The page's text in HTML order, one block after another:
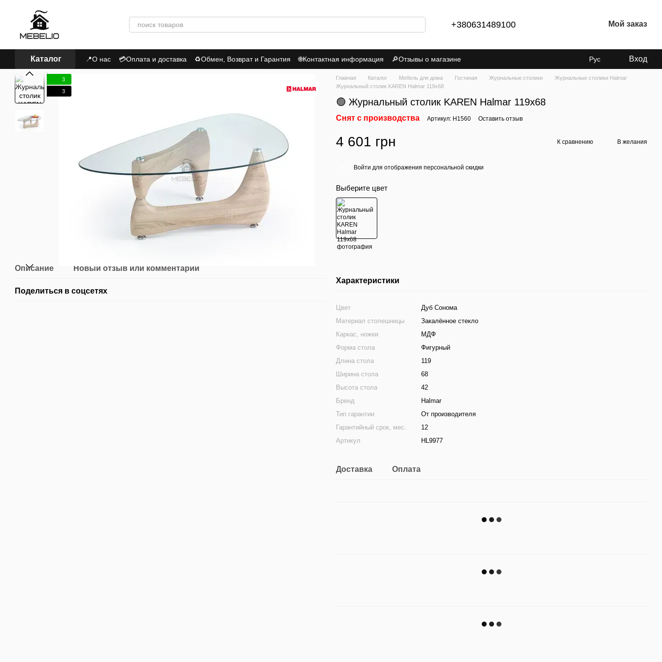
+380631489100 Мой заказ
Каталог 📍О нас 💳Оплата и доставка ♻Обмен, Возврат и Гарантия 🌐Контактная информация
🔎Отзывы о магазине
📃Пользовательское соглашение
Политика Конфиденциальности
Рус Вход
3
3
Описание Новый отзыв или комментарий
Поделиться в соцсетях
Главная Каталог Мебель для дома Гостиная Журнальные столики
Журнальные столики Halmar
Журнальный столик KAREN Halmar 119x68
🟢 Журнальный столик KAREN Halmar 119x68
Снят с производства Артикул: H1560 Оставить отзыв
4 601 грн К сравнению В желания
Войти для отображения персональной скидки
Выберите цвет
Характеристики
Цвет
Дуб Сонома
Материал столешницы
Закалённое стекло
Каркас, ножки
МДФ
Форма стола
Фигурный
Длина стола
119
Ширина стола
68
Высота стола
42
Бренд
Halmar
Тип гарантии
От производителя
Гарантийный срок, мес.
12
Артикул
HL9977
Доставка Оплата